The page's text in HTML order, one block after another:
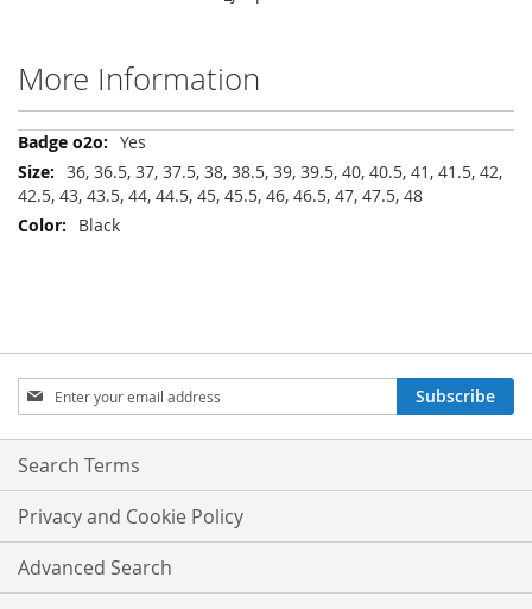
More Information
More
Information
Yes
36, 36.5, 37, 37.5, 38, 38.5, 39, 39.5, 40, 40.5, 41, 41.5, 42,
42.5, 43, 43.5, 44, 44.5, 45, 45.5, 46, 46.5, 47, 47.5, 48
Black
Sign
Up
for
Our
Subscribe
Search Terms
Privacy and Cookie Policy
Advanced Search